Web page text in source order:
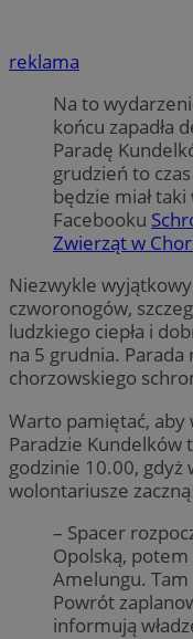
reklama
Na to
końcu zapadła
Paradę
grudzień to
będzie miał
Facebooku
Zwierząt w
Niezwykle
czworonogów,
ludzkiego ciepła i
na 5 grudnia.
chorzowskiego
Warto pamiętać, aby
Paradzie Kundelków
godzinie 10.00, gdyż
wolontariusze
– Spacer
Opolską,
Amelungu.
Powrót
informują